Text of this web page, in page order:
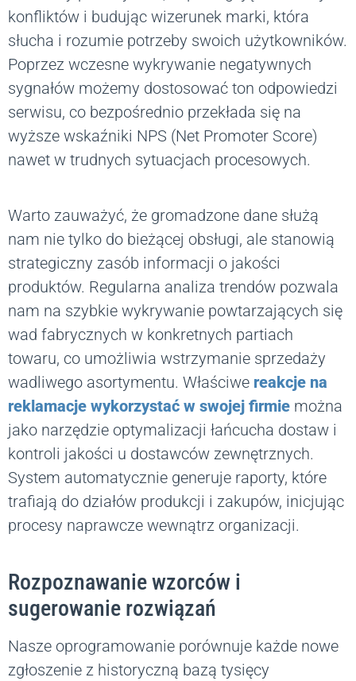
konfliktów i budując wizerunek marki, która
słucha i rozumie potrzeby swoich użytkowników.
Poprzez wczesne wykrywanie negatywnych
sygnałów możemy dostosować ton odpowiedzi
serwisu, co bezpośrednio przekłada się na
wyższe wskaźniki NPS (Net Promoter Score)
nawet w trudnych sytuacjach procesowych.
Warto zauważyć, że gromadzone dane służą
nam nie tylko do bieżącej obsługi, ale stanowią
strategiczny zasób informacji o jakości
produktów. Regularna analiza trendów pozwala
nam na szybkie wykrywanie powtarzających się
wad fabrycznych w konkretnych partiach
towaru, co umożliwia wstrzymanie sprzedaży
wadliwego asortymentu. Właściwe reakcje na
reklamacje wykorzystać w swojej firmie można
jako narzędzie optymalizacji łańcucha dostaw i
kontroli jakości u dostawców zewnętrznych.
System automatycznie generuje raporty, które
trafiają do działów produkcji i zakupów, inicjując
procesy naprawcze wewnątrz organizacji.
Rozpoznawanie wzorców i
sugerowanie rozwiązań
Nasze oprogramowanie porównuje każde nowe
zgłoszenie z historyczną bazą tysięcy